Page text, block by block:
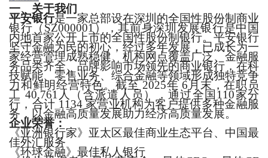
一、关于我们
平安银行是一家总部设在深圳的全国性股份制商业
银行（ SZ000001），其前身深圳发展银行是中国
内地首家公开上市的全国性股份制银行。平安银行
坚守金融为民的初心，经过多年发展，已成长为一
家经营管理成熟稳健、机构网点覆盖广泛、金融服
务品类齐全、品牌影响市场领先的商业银行，在科
技赋能、零售业务、综合金融等领域形成独特竞争
力和鲜明经营特色。 截至 2025年 6月末，在职员
工 40,761人（含派遣人员），通过全国110家分
行，合计 1134 家营业机构为客户提供多种金融服
务，以金融高质量发展助力经济高质量发展。
企业荣誉：
《亚洲银行家》亚太区最佳商业生态平台、中国最
佳外汇服务
《环球金融》最佳私人银行